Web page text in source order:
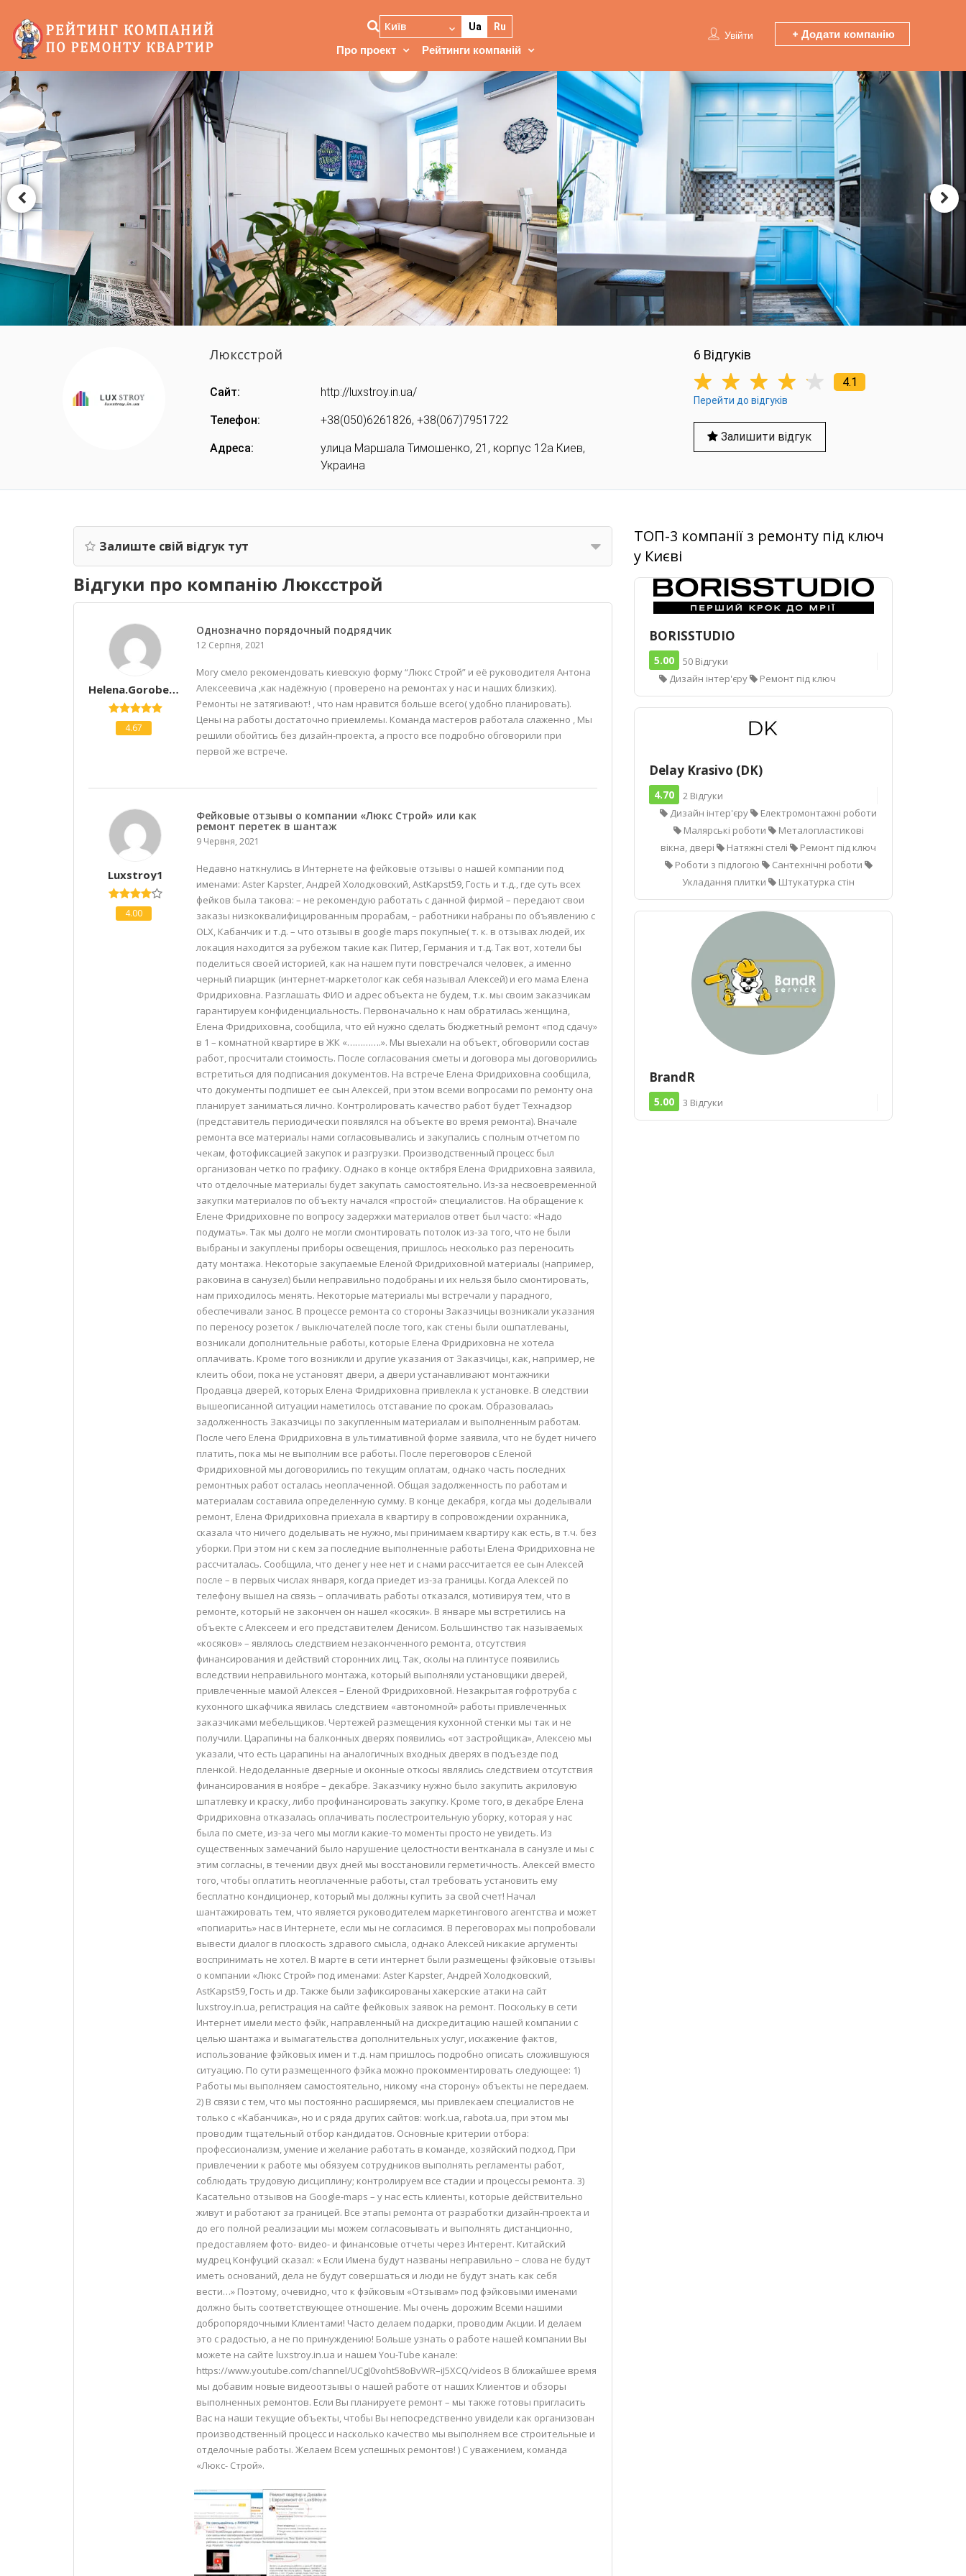
Київ Ua Ru
Про проект Рейтинги компаній
Увійти Додати компанію
Люксстрой
Сайт: http://luxstroy.in.ua/
Телефон: +38(050)6261826, +38(067)7951722
Адреса:
улица Маршала Тимошенко, 21, корпус 12а Киев,
Украина
6 Вiдгукiв
4.1
Перейти до відгуків
Залишити відгук
Залиште свій відгук тут
Відгуки про компанію Люксстрой
Helena.gorobets.197973
4.67
Однозначно порядочный подрядчик
12 Серпня, 2021
Могу смело рекомендовать киевскую форму “Люкс Строй” и её руководителя Антона
Алексеевича ,как надёжную ( проверено на ремонтах у нас и наших близких).
Ремонты не затягивают! , что нам нравится больше всего( удобно планировать).
Цены на работы достаточно приемлемы. Команда мастеров работала слаженно , Мы
решили обойтись без дизайн-проекта, а просто все подробно обговорили при
первой же встрече.
Luxstroy1
4.00
Фейковые отзывы о компании «Люкс Строй» или как
ремонт перетек в шантаж
9 Червня, 2021
Недавно наткнулись в Интернете на фейковые отзывы о нашей компании под
именами: Aster Kapster, Андрей Холодковский, AstKapst59, Гость и т.д., где суть всех
фейков была такова: – не рекомендую работать с данной фирмой – передают свои
заказы низкоквалифицированным прорабам, – работники набраны по объявлению с
OLX, Кабанчик и т.д. – что отзывы в google maps покупные( т. к. в отзывах людей, их
локация находится за рубежом такие как Питер, Германия и т.д. Так вот, хотели бы
поделиться своей историей, как на нашем пути повстречался человек, а именно
черный пиарщик (интернет-маркетолог как себя называл Алексей) и его мама Елена
Фридриховна. Разглашать ФИО и адрес объекта не будем, т.к. мы своим заказчикам
гарантируем конфиденциальность. Первоначально к нам обратилась женщина,
Елена Фридриховна, сообщила, что ей нужно сделать бюджетный ремонт «под сдачу»
в 1 – комнатной квартире в ЖК «………….». Мы выехали на объект, обговорили состав
работ, просчитали стоимость. После согласования сметы и договора мы договорились
встретиться для подписания документов. На встрече Елена Фридриховна сообщила,
что документы подпишет ее сын Алексей, при этом всеми вопросами по ремонту она
планирует заниматься лично. Контролировать качество работ будет Технадзор
(представитель периодически появлялся на объекте во время ремонта). Вначале
ремонта все материалы нами согласовывались и закупались с полным отчетом по
чекам, фотофиксацией закупок и разгрузки. Производственный процесс был
организован четко по графику. Однако в конце октября Елена Фридриховна заявила,
что отделочные материалы будет закупать самостоятельно. Из-за несвоевременной
закупки материалов по объекту начался «простой» специалистов. На обращение к
Елене Фридриховне по вопросу задержки материалов ответ был часто: «Надо
подумать». Так мы долго не могли смонтировать потолок из-за того, что не были
выбраны и закуплены приборы освещения, пришлось несколько раз переносить
дату монтажа. Некоторые закупаемые Еленой Фридриховной материалы (например,
раковина в санузел) были неправильно подобраны и их нельзя было смонтировать,
нам приходилось менять. Некоторые материалы мы встречали у парадного,
обеспечивали занос. В процессе ремонта со стороны Заказчицы возникали указания
по переносу розеток / выключателей после того, как стены были ошпатлеваны,
возникали дополнительные работы, которые Елена Фридриховна не хотела
оплачивать. Кроме того возникли и другие указания от Заказчицы, как, например, не
клеить обои, пока не установят двери, а двери устанавливают монтажники
Продавца дверей, которых Елена Фридриховна привлекла к установке. В следствии
вышеописанной ситуации наметилось отставание по срокам. Образовалась
задолженность Заказчицы по закупленным материалам и выполненным работам.
После чего Елена Фридриховна в ультимативной форме заявила, что не будет ничего
платить, пока мы не выполним все работы. После переговоров с Еленой
Фридриховной мы договорились по текущим оплатам, однако часть последних
ремонтных работ осталась неоплаченной. Общая задолженность по работам и
материалам составила определенную сумму. В конце декабря, когда мы доделывали
ремонт, Елена Фридриховна приехала в квартиру в сопровождении охранника,
сказала что ничего доделывать не нужно, мы принимаем квартиру как есть, в т.ч. без
уборки. При этом ни с кем за последние выполненные работы Елена Фридриховна не
рассчиталась. Сообщила, что денег у нее нет и с нами рассчитается ее сын Алексей
после – в первых числах января, когда приедет из-за границы. Когда Алексей по
телефону вышел на связь – оплачивать работы отказался, мотивируя тем, что в
ремонте, который не закончен он нашел «косяки». В январе мы встретились на
объекте с Алексеем и его представителем Денисом. Большинство так называемых
«косяков» – являлось следствием незаконченного ремонта, отсутствия
финансирования и действий сторонних лиц. Так, сколы на плинтусе появились
вследствии неправильного монтажа, который выполняли установщики дверей,
привлеченные мамой Алексея – Еленой Фридриховной. Незакрытая гофротруба с
кухонного шкафчика явилась следствием «автономной» работы привлеченных
заказчиками мебельщиков. Чертежей размещения кухонной стенки мы так и не
получили. Царапины на балконных дверях появились «от застройщика», Алексею мы
указали, что есть царапины на аналогичных входных дверях в подъезде под
пленкой. Недоделанные дверные и оконные откосы являлись следствием отсутствия
финансирования в ноябре – декабре. Заказчику нужно было закупить акриловую
шпатлевку и краску, либо профинансировать закупку. Кроме того, в декабре Елена
Фридриховна отказалась оплачивать послестроительную уборку, которая у нас
была по смете, из-за чего мы могли какие-то моменты просто не увидеть. Из
существенных замечаний было нарушение целостности вентканала в санузле и мы с
этим согласны, в течении двух дней мы восстановили герметичность. Алексей вместо
того, чтобы оплатить неоплаченные работы, стал требовать установить ему
бесплатно кондиционер, который мы должны купить за свой счет! Начал
шантажировать тем, что является руководителем маркетингового агентства и может
«попиарить» нас в Интернете, если мы не согласимся. В переговорах мы попробовали
вывести диалог в плоскость здравого смысла, однако Алексей никакие аргументы
воспринимать не хотел. В марте в сети интернет были размещены фэйковые отзывы
о компании «Люкс Строй» под именами: Aster Kapster, Андрей Холодковский,
AstKapst59, Гость и др. Также были зафиксированы хакерские атаки на сайт
luxstroy.in.ua, регистрация на сайте фейковых заявок на ремонт. Поскольку в сети
Интернет имели место фэйк, направленный на дискредитацию нашей компании с
целью шантажа и вымагательства дополнительных услуг, искажение фактов,
использование фэйковых имен и т.д. нам пришлось подробно описать сложившуюся
ситуацию. По сути размещенного фэйка можно прокомментировать следующее: 1)
Работы мы выполняем самостоятельно, никому «на сторону» объекты не передаем.
2) В связи с тем, что мы постоянно расширяемся, мы привлекаем специалистов не
только с «Кабанчика», но и с ряда других сайтов: work.ua, rabota.ua, при этом мы
проводим тщательный отбор кандидатов. Основные критерии отбора:
профессионализм, умение и желание работать в команде, хозяйский подход. При
привлечении к работе мы обязуем сотрудников выполнять регламенты работ,
соблюдать трудовую дисциплину; контролируем все стадии и процессы ремонта. 3)
Касательно отзывов на Google-maps – у нас есть клиенты, которые действительно
живут и работают за границей. Все этапы ремонта от разработки дизайн-проекта и
до его полной реализации мы можем согласовывать и выполнять дистанционно,
предоставляем фото- видео- и финансовые отчеты через Интерент. Китайский
мудрец Конфуций сказал: « Если Имена будут названы неправильно – слова не будут
иметь оснований, дела не будут совершаться и люди не будут знать как себя
вести…» Поэтому, очевидно, что к фэйковым «Отзывам» под фэйковыми именами
должно быть соответствующее отношение. Мы очень дорожим Всеми нашими
добропорядочными Клиентами! Часто делаем подарки, проводим Акции. И делаем
это с радостью, а не по принуждению! Больше узнать о работе нашей компании Вы
можете на сайте luxstroy.in.ua и нашем You-Tube канале:
https://www.youtube.com/channel/UCgJ0voht58oBvWR–iJ5XCQ/videos В ближайшее время
мы добавим новые видеоотзывы о нашей работе от наших Клиентов и обзоры
выполненных ремонтов. Если Вы планируете ремонт – мы также готовы пригласить
Вас на наши текущие объекты, чтобы Вы непосредственно увидели как организован
производственный процесс и насколько качество мы выполняем все строительные и
отделочные работы. Желаем Всем успешных ремонтов! ) С уважением, команда
«Люкс- Строй».
ТОП-3 компанії з ремонту під ключ
у Києві
BORISSTUDIO
5.00
50 Відгуки
Дизайн інтер'єру
Ремонт під ключ
Delay Krasivo (DK)
4.70
2 Відгуки
Дизайн інтер'єру
Електромонтажні роботи
Малярські роботи
Металопластикові
вікна, двері
Натяжні стелі
Ремонт під ключ
Роботи з підлогою
Сантехнічні роботи
Укладання плитки
Штукатурка стін
BrandR
5.00 3 Відгуки